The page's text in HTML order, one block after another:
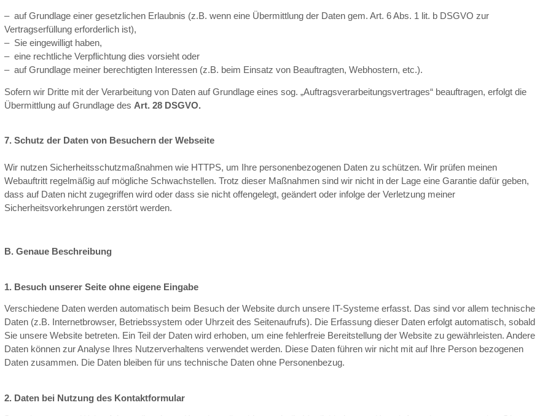
– auf Grundlage einer gesetzlichen Erlaubnis (z.B. wenn eine Übermittlung der Daten gem. Art. 6 Abs. 1 lit. b DSGVO zur
Vertragserfüllung erforderlich ist),
– Sie eingewilligt haben,
– eine rechtliche Verpflichtung dies vorsieht oder
– auf Grundlage meiner berechtigten Interessen (z.B. beim Einsatz von Beauftragten, Webhostern, etc.).
Sofern wir Dritte mit der Verarbeitung von Daten auf Grundlage eines sog. „Auftragsverarbeitungsvertrages“ beauftragen, erfolgt die
Übermittlung auf Grundlage des Art. 28 DSGVO.
7. Schutz der Daten von Besuchern der Webseite
Wir nutzen Sicherheitsschutzmaßnahmen wie HTTPS, um Ihre personenbezogenen Daten zu schützen. Wir prüfen meinen
Webauftritt regelmäßig auf mögliche Schwachstellen. Trotz dieser Maßnahmen sind wir nicht in der Lage eine Garantie dafür geben,
dass auf Daten nicht zugegriffen wird oder dass sie nicht offengelegt, geändert oder infolge der Verletzung meiner
Sicherheitsvorkehrungen zerstört werden.
B. Genaue Beschreibung
1. Besuch unserer Seite ohne eigene Eingabe
Verschiedene Daten werden automatisch beim Besuch der Website durch unsere IT-Systeme erfasst. Das sind vor allem technische
Daten (z.B. Internetbrowser, Betriebssystem oder Uhrzeit des Seitenaufrufs). Die Erfassung dieser Daten erfolgt automatisch, sobald
Sie unsere Website betreten. Ein Teil der Daten wird erhoben, um eine fehlerfreie Bereitstellung der Website zu gewährleisten. Andere
Daten können zur Analyse Ihres Nutzerverhaltens verwendet werden. Diese Daten führen wir nicht mit auf Ihre Person bezogenen
Daten zusammen. Die Daten bleiben für uns technische Daten ohne Personenbezug.
2. Daten bei Nutzung des Kontaktformular